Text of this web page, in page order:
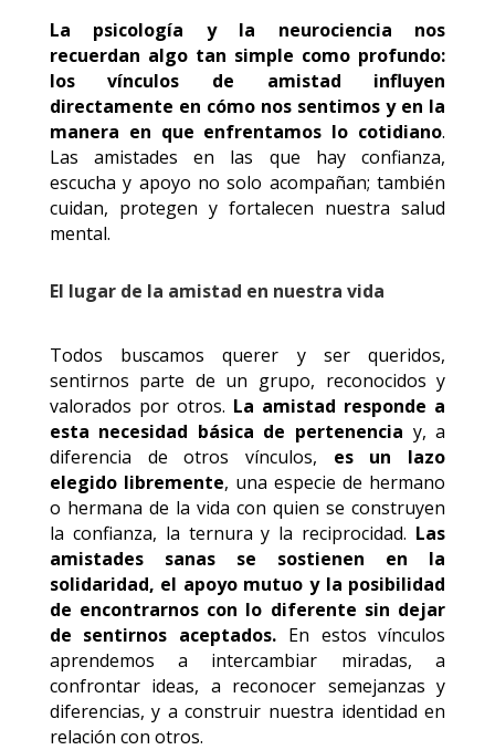
La psicología y la neurociencia nos
recuerdan algo tan simple como profundo:
los vínculos de amistad influyen
directamente en cómo nos sentimos y en la
manera en que enfrentamos lo cotidiano.
Las amistades en las que hay confianza,
escucha y apoyo no solo acompañan; también
cuidan, protegen y fortalecen nuestra salud
mental.
El lugar de la amistad en nuestra vida
Todos buscamos querer y ser queridos,
sentirnos parte de un grupo, reconocidos y
valorados por otros. La amistad responde a
esta necesidad básica de pertenencia y, a
diferencia de otros vínculos, es un lazo
elegido libremente, una especie de hermano
o hermana de la vida con quien se construyen
la confianza, la ternura y la reciprocidad. Las
amistades sanas se sostienen en la
solidaridad, el apoyo mutuo y la posibilidad
de encontrarnos con lo diferente sin dejar
de sentirnos aceptados. En estos vínculos
aprendemos a intercambiar miradas, a
confrontar ideas, a reconocer semejanzas y
diferencias, y a construir nuestra identidad en
relación con otros.